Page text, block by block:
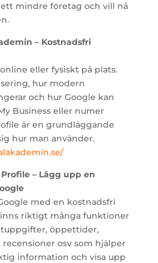
mindre företag och vill nå
– Kostnadsfri
eller fysiskt på plats.
hur modern
och hur Google kan
Business eller numer
är en grundläggande
hur man använder.
– Lägg upp en
med en kostnadsfri
riktigt många funktioner
öppettider,
osv som hjälper
information och visa upp